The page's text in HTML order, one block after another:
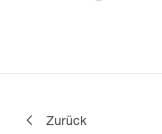
Zurück